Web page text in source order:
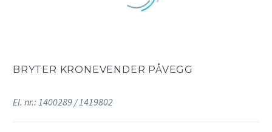
BRYTER KRONEVENDER PÅVEGG
El. nr.: 1400289 / 1419802